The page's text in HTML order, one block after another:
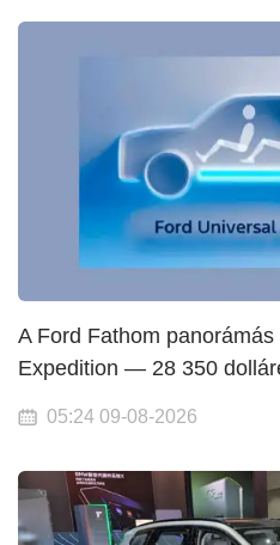
A Ford Fathom
Expedition — 28 350
05:24 09-08-2026